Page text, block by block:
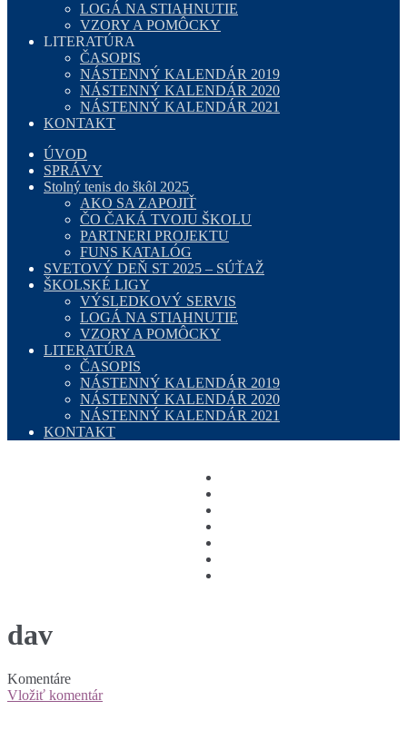
LOGÁ NA STIAHNUTIE
VZORY A POMÔCKY
LITERATÚRA
ČASOPIS
NÁSTENNÝ KALENDÁR 2019
NÁSTENNÝ KALENDÁR 2020
NÁSTENNÝ KALENDÁR 2021
KONTAKT
ÚVOD
SPRÁVY
Stolný tenis do škôl 2025
AKO SA ZAPOJIŤ
ČO ČAKÁ TVOJU ŠKOLU
PARTNERI PROJEKTU
FUNS KATALÓG
SVETOVÝ DEŇ ST 2025 – SÚŤAŽ
ŠKOLSKÉ LIGY
VÝSLEDKOVÝ SERVIS
LOGÁ NA STIAHNUTIE
VZORY A POMÔCKY
LITERATÚRA
ČASOPIS
NÁSTENNÝ KALENDÁR 2019
NÁSTENNÝ KALENDÁR 2020
NÁSTENNÝ KALENDÁR 2021
KONTAKT
dav
Komentáre
Vložiť komentár